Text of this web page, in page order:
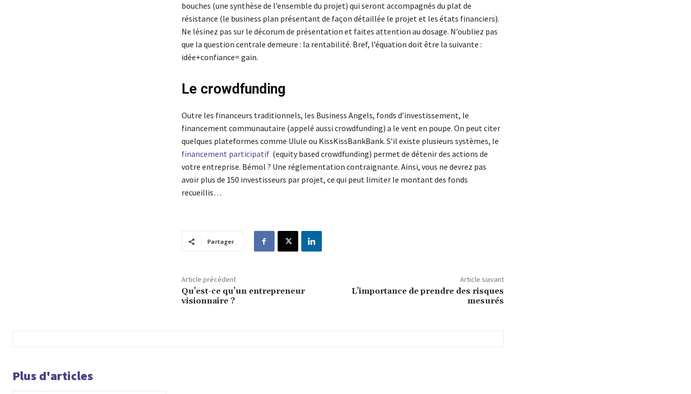
bouches (une synthèse de l’ensemble du projet) qui seront accompagnés du plat de
résistance (le business plan présentant de façon détaillée le projet et les états financiers).
Ne lésinez pas sur le décorum de présentation et faites attention au dosage. N’oubliez pas
que la question centrale demeure : la rentabilité. Bref, l’équation doit être la suivante :
idée+confiance= gain.
Le crowdfunding
Outre les financeurs traditionnels, les Business Angels, fonds d’investissement, le
financement communautaire (appelé aussi crowdfunding) a le vent en poupe. On peut citer
quelques plateformes comme Ulule ou KissKissBankBank. S’il existe plusieurs systèmes, le
financement participatif(equity based crowdfunding) permet de détenir des actions de
votre entreprise. Bémol ? Une réglementation contraignante. Ainsi, vous ne devrez pas
avoir plus de 150 investisseurs par projet, ce qui peut limiter le montant des fonds
recueillis…
Partager
Article précédent
Qu’est-ce qu’un entrepreneur
visionnaire ?
Article suivant
L’importance de prendre des risques
mesurés
Plus d'articles